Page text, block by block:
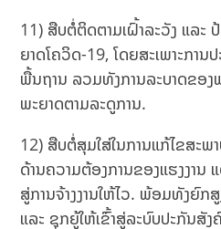
11) ສືບຕໍ່ຕິດຕາມເຝົ້າລະວັງ ແລະ
ຍາດໂຄວິດ-19, ໂດຍສະເພາະກາ
ພື້ນຖານ ລວມທັງການລະບາດຂອງ
ພະຍາດຕາມລະດູການ.
12) ສືບຕໍ່ສຸມໃສ່ໃນການແກ້ໄຂສະພ
ດ້ານຄວາມຕ້ອງການຂອງແຮງງານ
ສູ່ການຈ້າງງານໃຫ້ໄວ. ພ້ອມທັງຍົກ
ແລະ ຊຸກຍູ້ໃຫ້ເຂົົ້າສູ່ລະບົບປະກັນສັ